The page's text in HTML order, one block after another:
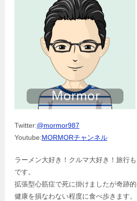
Twitter:@mormor987
Youtube:MORMORチャンネル
ラーメン大好き！クルマ大好き！旅行
です。
拡張型心筋症で死に掛けましたが奇跡的
健康を損なわない程度に食べ歩きます。